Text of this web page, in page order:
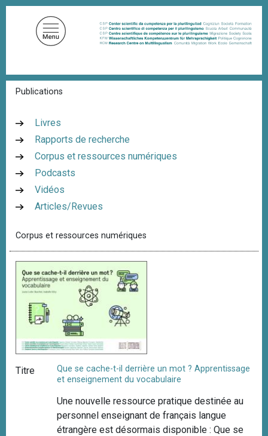
F
i
Publications
Livres
Rapports de recherche
Corpus et ressources numériques
Podcasts
Vidéos
Articles/Revues
Corpus et ressources numériques
Titre
Que se cache-t-il derrière un mot ? Apprentissage
et enseignement du vocabulaire
Une nouvelle ressource pratique destinée au
personnel enseignant de français langue
étrangère est désormais disponible : Que se